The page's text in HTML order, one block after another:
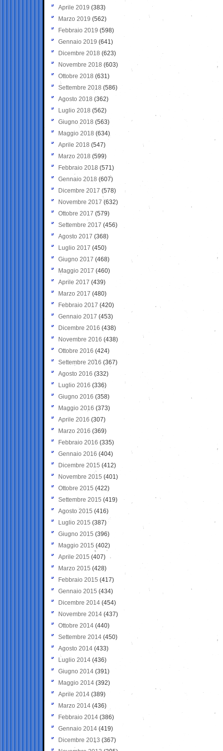
Aprile 2019 (383)
Marzo 2019 (562)
Febbraio 2019 (598)
Gennaio 2019 (641)
Dicembre 2018 (623)
Novembre 2018 (603)
Ottobre 2018 (631)
Settembre 2018 (586)
Agosto 2018 (362)
Luglio 2018 (562)
Giugno 2018 (563)
Maggio 2018 (634)
Aprile 2018 (547)
Marzo 2018 (599)
Febbraio 2018 (571)
Gennaio 2018 (607)
Dicembre 2017 (578)
Novembre 2017 (632)
Ottobre 2017 (579)
Settembre 2017 (456)
Agosto 2017 (368)
Luglio 2017 (450)
Giugno 2017 (468)
Maggio 2017 (460)
Aprile 2017 (439)
Marzo 2017 (480)
Febbraio 2017 (420)
Gennaio 2017 (453)
Dicembre 2016 (438)
Novembre 2016 (438)
Ottobre 2016 (424)
Settembre 2016 (367)
Agosto 2016 (332)
Luglio 2016 (336)
Giugno 2016 (358)
Maggio 2016 (373)
Aprile 2016 (307)
Marzo 2016 (369)
Febbraio 2016 (335)
Gennaio 2016 (404)
Dicembre 2015 (412)
Novembre 2015 (401)
Ottobre 2015 (422)
Settembre 2015 (419)
Agosto 2015 (416)
Luglio 2015 (387)
Giugno 2015 (396)
Maggio 2015 (402)
Aprile 2015 (407)
Marzo 2015 (428)
Febbraio 2015 (417)
Gennaio 2015 (434)
Dicembre 2014 (454)
Novembre 2014 (437)
Ottobre 2014 (440)
Settembre 2014 (450)
Agosto 2014 (433)
Luglio 2014 (436)
Giugno 2014 (391)
Maggio 2014 (392)
Aprile 2014 (389)
Marzo 2014 (436)
Febbraio 2014 (386)
Gennaio 2014 (419)
Dicembre 2013 (367)